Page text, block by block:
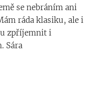
se nebráním ani
ráda klasiku, ale i
zpříjemnit i
Sára